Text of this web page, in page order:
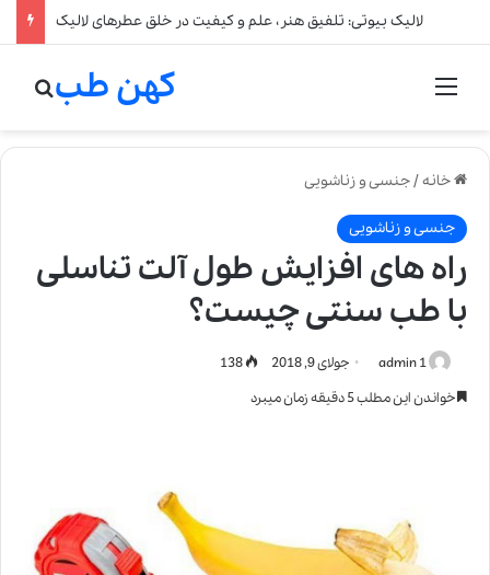
لالیک بیوتی: تلفیق هنر، علم و کیفیت در خلق عطرهای لالیک
منو کهن طب
خانه/جنسی و زناشویی
جنسی و زناشویی
راه های افزایش طول آلت تناسلی
با طب سنتی چیست؟
admin 1 جولای 9, 2018
خواندن این مطلب 5 دقیقه زمان میبرد